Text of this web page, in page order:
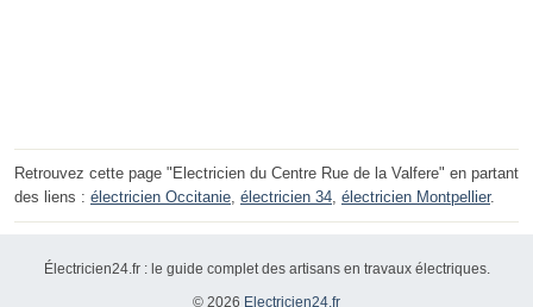
Retrouvez cette page "Electricien du Centre Rue de la Valfere" en partant
des liens : électricien Occitanie électricien 34 électricien Montpellier.
Électricien24.fr : le guide complet des artisans en travaux électriques.
© 2026 Electricien24.fr